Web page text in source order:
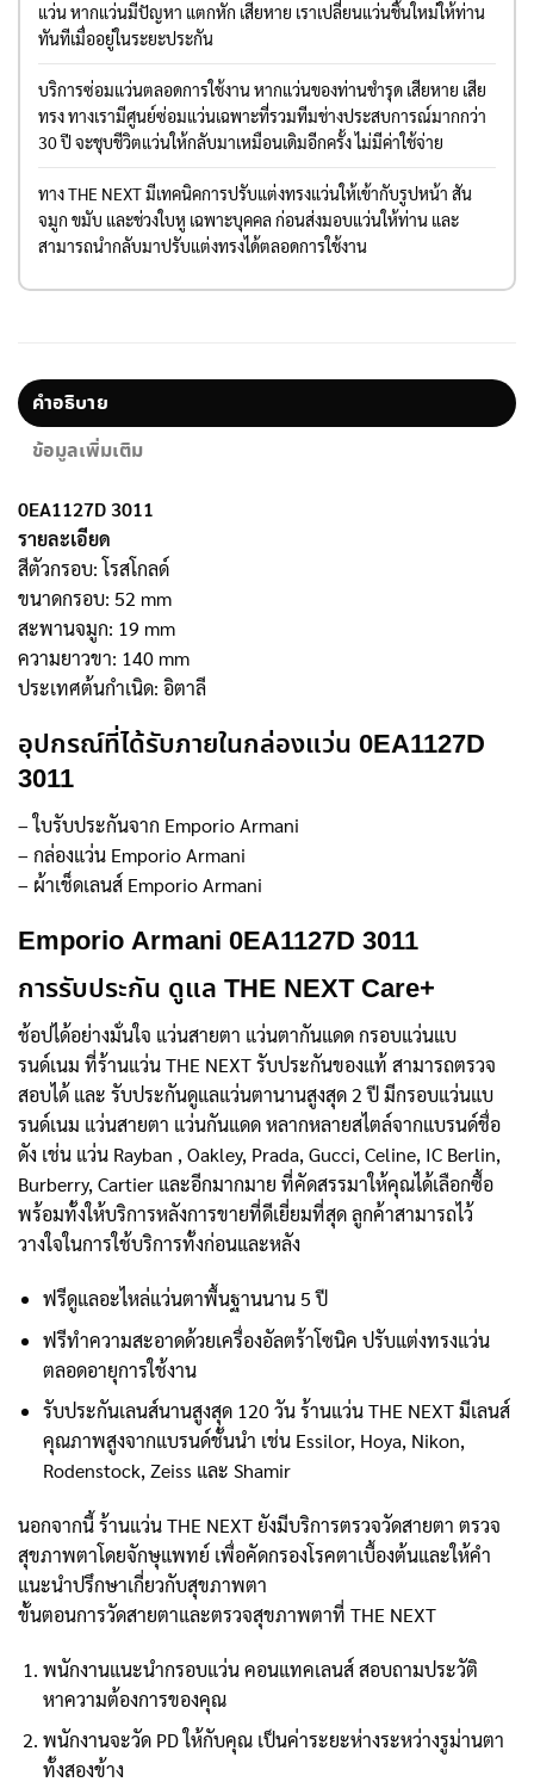
แว่น หากแว่นมีปัญหา แตกหัก เสียหาย เราเปลี่ยนแว่นชิ้นใหม่ให้ท่าน
ทันทีเมื่ออยู่ในระยะประกัน
บริการซ่อมแว่นตลอดการใช้งาน หากแว่นของท่านชำรุด เสียหาย เสีย
ทรง ทางเรามีศูนย์ซ่อมแว่นเฉพาะที่รวมทีมช่างประสบการณ์มากกว่า
30 ปี จะชุบชีวิตแว่นให้กลับมาเหมือนเดิมอีกครั้ง ไม่มีค่าใช้จ่าย
ทาง THE NEXT มีเทคนิคการปรับแต่งทรงแว่นให้เข้ากับรูปหน้า สัน
จมูก ขมับ และช่วงใบหู เฉพาะบุคคล ก่อนส่งมอบแว่นให้ท่าน และ
สามารถนำกลับมาปรับแต่งทรงได้ตลอดการใช้งาน
คำอธิบาย
ข้อมูลเพิ่มเติม
0EA1127D 3011
รายละเอียด
สีตัวกรอบ: โรสโกลด์
ขนาดกรอบ: 52 mm
สะพานจมูก: 19 mm
ความยาวขา: 140 mm
ประเทศต้นกำเนิด: อิตาลี
อุปกรณ์ที่ได้รับภายในกล่องแว่น 0EA1127D
3011
– ใบรับประกันจาก Emporio Armani
– กล่องแว่น Emporio Armani
– ผ้าเช็ดเลนส์ Emporio Armani
Emporio Armani 0EA1127D 3011
การรับประกัน ดูแล THE NEXT Care+
ช้อปได้อย่างมั่นใจ แว่นสายตา แว่นตากันแดด กรอบแว่นแบ
รนด์เนม ที่ร้านแว่น THE NEXT รับประกันของแท้ สามารถตรวจ
สอบได้ และ รับประกันดูแลแว่นตานานสูงสุด 2 ปี มีกรอบแว่นแบ
รนด์เนม แว่นสายตา แว่นกันแดด หลากหลายสไตล์จากแบรนด์ชื่อ
ดัง เช่น แว่น Rayban , Oakley, Prada, Gucci, Celine, IC Berlin,
Burberry, Cartier และอีกมากมาย ที่คัดสรรมาให้คุณได้เลือกซื้อ
พร้อมทั้งให้บริการหลังการขายที่ดีเยี่ยมที่สุด ลูกค้าสามารถไว้
วางใจในการใช้บริการทั้งก่อนและหลัง
ฟรีดูแลอะไหล่แว่นตาพื้นฐานนาน 5 ปี
ฟรีทำความสะอาดด้วยเครื่องอัลตร้าโซนิค ปรับแต่งทรงแว่น
ตลอดอายุการใช้งาน
รับประกันเลนส์นานสูงสุด 120 วัน ร้านแว่น THE NEXT มีเลนส์
คุณภาพสูงจากแบรนด์ชั้นนำ เช่น Essilor, Hoya, Nikon,
Rodenstock, Zeiss และ Shamir
นอกจากนี้ ร้านแว่น THE NEXT ยังมีบริการตรวจวัดสายตา ตรวจ
สุขภาพตาโดยจักษุแพทย์ เพื่อคัดกรองโรคตาเบื้องต้นและให้คำ
แนะนำปรึกษาเกี่ยวกับสุขภาพตา
ขั้นตอนการวัดสายตาและตรวจสุขภาพตาที่ THE NEXT
พนักงานแนะนำกรอบแว่น คอนแทคเลนส์ สอบถามประวัติ
หาความต้องการของคุณ
พนักงานจะวัด PD ให้กับคุณ เป็นค่าระยะห่างระหว่างรูม่านตา
ทั้งสองข้าง